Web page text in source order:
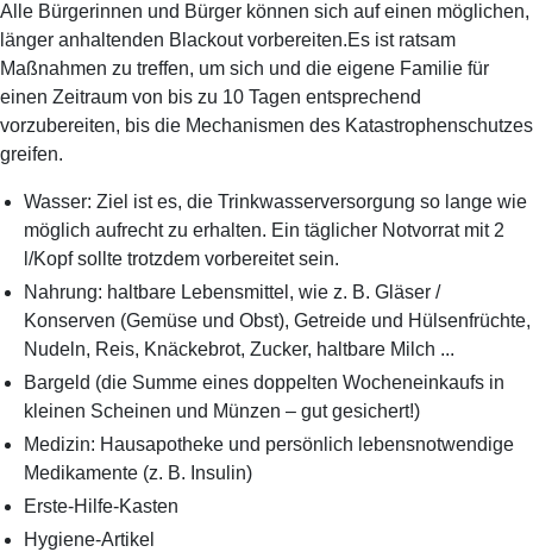
Alle Bürgerinnen und Bürger können sich auf einen möglichen,
länger anhaltenden Blackout vorbereiten.Es ist ratsam
Maßnahmen zu treffen, um sich und die eigene Familie für
einen Zeitraum von bis zu 10 Tagen entsprechend
vorzubereiten, bis die Mechanismen des Katastrophenschutzes
greifen.
Wasser: Ziel ist es, die Trinkwasserversorgung so lange wie
möglich aufrecht zu erhalten. Ein täglicher Notvorrat mit 2
l/Kopf sollte trotzdem vorbereitet sein.
Nahrung: haltbare Lebensmittel, wie z. B. Gläser /
Konserven (Gemüse und Obst), Getreide und Hülsenfrüchte,
Nudeln, Reis, Knäckebrot, Zucker, haltbare Milch ...
Bargeld (die Summe eines doppelten Wocheneinkaufs in
kleinen Scheinen und Münzen – gut gesichert!)
Medizin: Hausapotheke und persönlich lebensnotwendige
Medikamente (z. B. Insulin)
Erste-Hilfe-Kasten
Hygiene-Artikel